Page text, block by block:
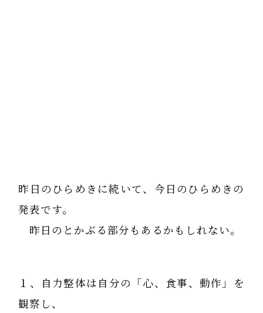
昨日のひらめきに続いて、今日のひらめきの
発表です。
昨日のとかぶる部分もあるかもしれない。
１、自力整体は自分の「心、食事、動作」を
観察し、